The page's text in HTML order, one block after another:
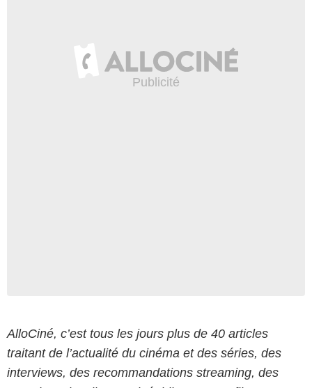
AlloCiné, c’est tous les jours plus de 40 articles
traitant de l’actualité du cinéma et des séries, des
interviews, des recommandations streaming, des